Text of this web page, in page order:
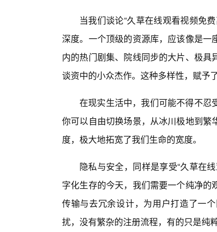
当我们谈论“久草在线观看视频免
深度。一个顶级的资源库，应该像是
内的热门剧集、院线同步的大片、极
谈资中的小众杰作。这种多样性，赋予
在现实生活中，我们可能不得不忍
你可以自由切换场景，从冰川极地到
度，极大地拓宽了我们生命的宽度。
隐私与安全，同样是享受“久草在
字化生存的今天，我们需要一个纯净
传输与去冗余设计，为用户打造了一
扰，没有繁杂的注册流程，有的只是纯